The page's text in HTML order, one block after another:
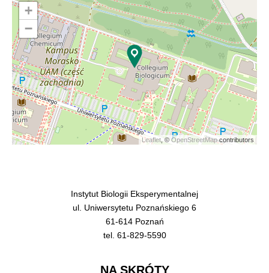
+
−
Leaflet, ©OpenStreetMapcontributors
Instytut Biologii Eksperymentalnej
ul. Uniwersytetu Poznańskiego 6
61-614 Poznań
tel. 61-829-5590
NA SKRÓTY